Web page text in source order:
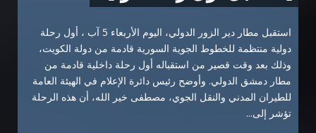
استقبل مطار دير الزور الدولي، اليوم الأربعاء 5 آب ، أول رحلة
دولية منتظمة للخطوط الجوية السورية قادمة من دولة الكويت،
وذلك بعد وقت قصير من استقباله أول رحلة داخلية قادمة من
مطار دمشق الدولي. وأوضح رئيس دائرة الإعلام في الهيئة العامة
للطيران المدني والنقل الجوي، مصطفى خير الله، أن هذه الرحلة
تؤشر إلى...